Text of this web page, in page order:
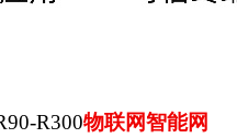
R300物联网智能网